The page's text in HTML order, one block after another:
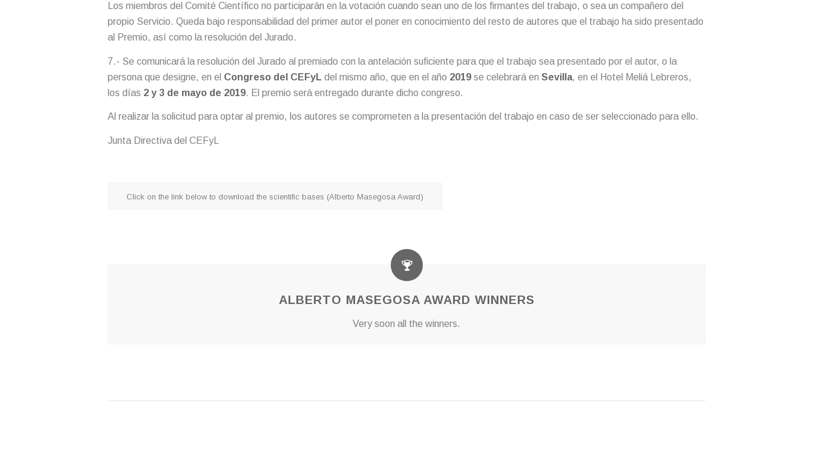
Los miembros del Comité Científico no participarán en la votación cuando sean uno de los firmantes del trabajo, o sea un compañero del
propio Servicio. Queda bajo responsabilidad del primer autor el poner en conocimiento del resto de autores que el trabajo ha sido presentado
al Premio, así como la resolución del Jurado.
7.- Se comunicará la resolución del Jurado al premiado con la antelación suficiente para que el trabajo sea presentado por el autor, o la
persona que designe, en el Congreso del CEFyL del mismo año, que en el año 2019se celebrará en Sevilla, en el Hotel Meliá Lebreros,
los días 2 y 3 de mayo de 2019. El premio será entregado durante dicho congreso.
Al realizar la solicitud para optar al premio, los autores se comprometen a la presentación del trabajo en caso de ser seleccionado para ello.
Junta Directiva del CEFyL
Click on the link below to download the scientific bases (Alberto Masegosa Award)
ALBERTO MASEGOSA AWARD WINNERS
Very soon all the winners.